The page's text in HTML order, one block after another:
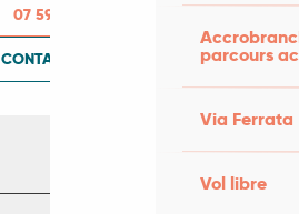
parcours
Via Ferrata
Vol libre
07 59 39 81
CONTACTEZ-NOUS